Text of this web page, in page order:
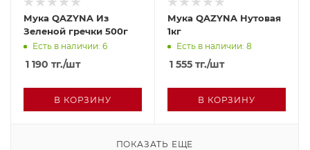
Мука QAZYNA Из
Зеленой гречки 500г
Есть в наличии: 6
1 190 тг./шт
В КОРЗИНУ
Мука QAZYNA Нутовая
1кг
Есть в наличии: 8
1 555 тг./шт
В КОРЗИНУ
ПОКАЗАТЬ ЕЩЕ